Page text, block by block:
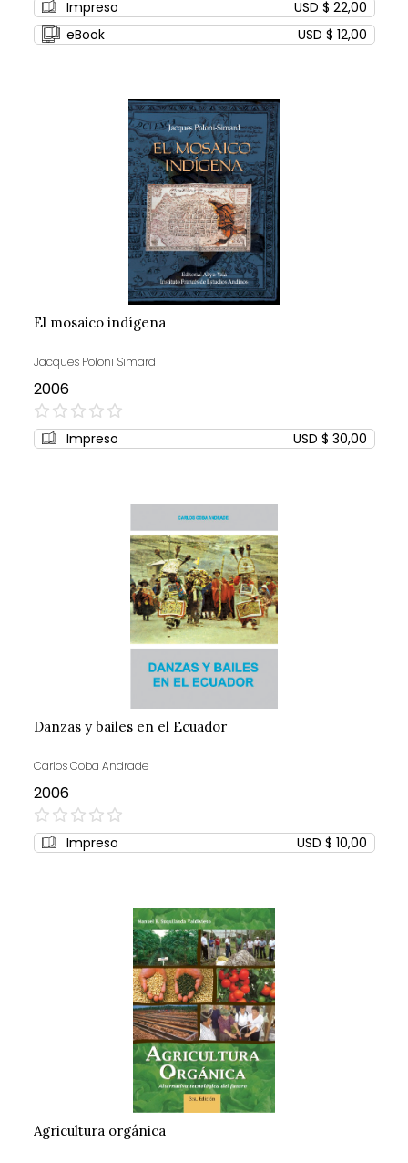
Impreso
USD $ 22,00
eBook
USD $ 12,00
El mosaico indígena
Jacques Poloni Simard
2006
0%
Impreso USD $ 30,00
Danzas y bailes en el Ecuador
Carlos Coba Andrade
2006
0%
Impreso USD $ 10,00
Agricultura orgánica